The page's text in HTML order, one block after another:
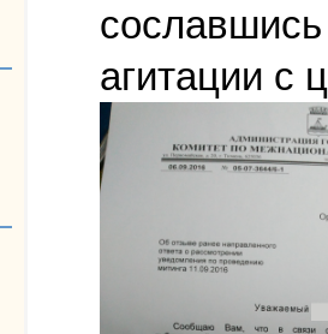
сославшись
агитации с